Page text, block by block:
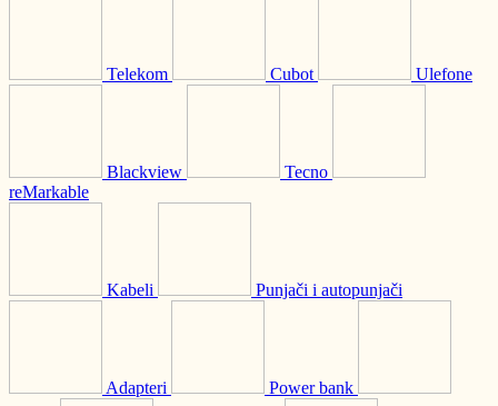
Telekom Cubot Ulefone
Blackview
Tecno
reMarkable
Kabeli Punjači i autopunjači
Adapteri Power bank